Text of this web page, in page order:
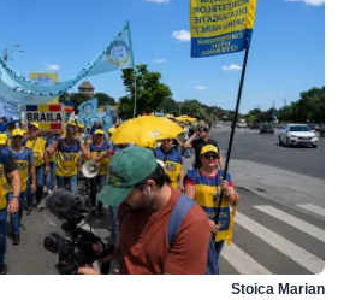
Stoica Marian